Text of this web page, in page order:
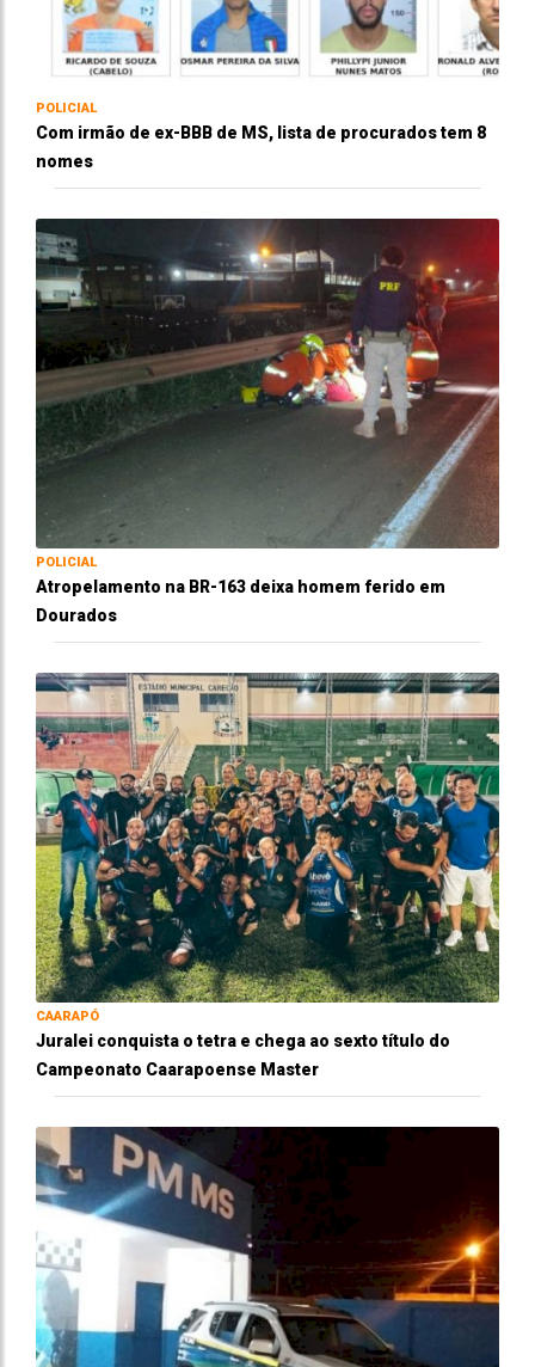
POLICIAL
Com irmão de ex-BBB de MS, lista de procurados tem 8
nomes
POLICIAL
Atropelamento na BR-163 deixa homem ferido em
Dourados
CAARAPÓ
Juralei conquista o tetra e chega ao sexto título do
Campeonato Caarapoense Master